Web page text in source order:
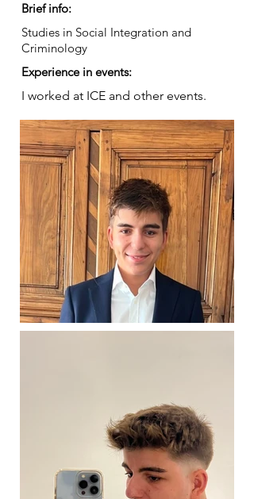
Brief info:
Studies in Social Integration and
Criminology
Experience in events:
I worked at ICE and other events.